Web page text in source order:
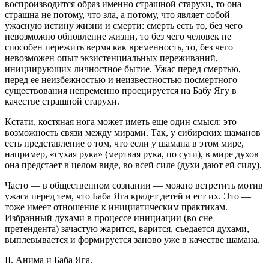
воспроизводится образ именно страшной старухи, то она
страшна не потому, что зла, а потому, что являет собой
ужасную истину жизни и смерти: смерть есть то, без чего
невозможно обновление жизни, то без чего человек не
способен пережить вермя как временность, то, без чего
невозможен опыт экзистенциальных переживаний,
инициирующих личностное бытие. Ужас перед смертью,
перед ее неизбежностью и неизвестностью посмертного
существования непременно проецируется на Бабу Ягу в
качестве страшной старухи.
Кстати, костяная нога может иметь еще один смысл: это —
возможность связи между мирами. Так, у сибирских шаманов
есть представление о том, что если у шамана в этом мире,
например, «сухая рука» (мертвая рука, по сути), в мире духов
она предстает в целом виде, во всей силе (духи дают ей силу).
Часто — в общественном сознании — можно встретить мотив
ужаса перед тем, что Баба Яга крадет детей и ест их. Это —
тоже имеет отношение к инициатическим практикам.
Избранный духами в процессе инициации (во сне
претендента) зачастую жарится, варится, съедается духами,
выплевывается и формируется заново уже в качестве шамана.
II. Анима и Баба Яга.